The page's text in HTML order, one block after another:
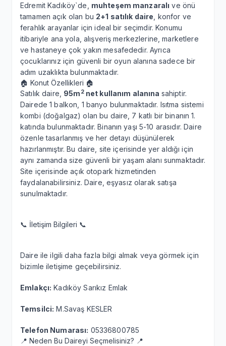
Edremit Kadıköy`de, muhteşem manzaralı ve önü
tamamen açık olan bu 2+1 satılık daire , konfor ve
ferahlık arayanlar için ideal bir seçimdir. Konumu
itibariyle ana yola, alışveriş merkezlerine, marketlere
ve hastaneye çok yakın mesafededir. Ayrıca
çocuklarınız için güvenli bir oyun alanına sadece bir
adım uzaklıkta bulunmaktadır.
🏠 Konut Özellikleri 🏠
Satılık daire, 95m 2net kullanım alanına sahiptir.
Dairede 1 balkon, 1 banyo bulunmaktadır. Isıtma sistemi
kombi (doğalgaz) olan bu daire, 7 katlı bir binanın 1.
katında bulunmaktadır. Binanın yaşı 5-10 arasıdır. Daire
özenle tasarlanmış ve her detayı düşünülerek
hazırlanmıştır. Bu daire, site içerisinde yer aldığı için
aynı zamanda size güvenli bir yaşam alanı sunmaktadır.
Site içerisinde açık otopark hizmetinden
faydalanabilirsiniz. Daire, eşyasız olarak satışa
sunulmaktadır.
📞 İletişim Bilgileri 📞
Daire ile ilgili daha fazla bilgi almak veya görmek için
bizimle iletişime geçebilirsiniz.
Emlakçı: Kadıköy Sarıkız Emlak
Temsilci: M.Savaş KESLER
Telefon Numarası: 05336800785
📍 Neden Bu Daireyi Seçmelisiniz? 📍